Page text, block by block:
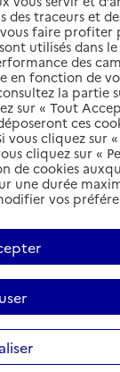
autour
Morliane, Couhé
50
des traceurs et
faire
utilisés dans
des
en fonction de
la partie
sur « Tout
ces
vous cliquez sur
cliquez sur «
de cookies
une durée
vos